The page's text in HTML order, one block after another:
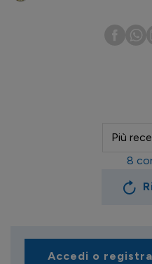
8
Accedi o